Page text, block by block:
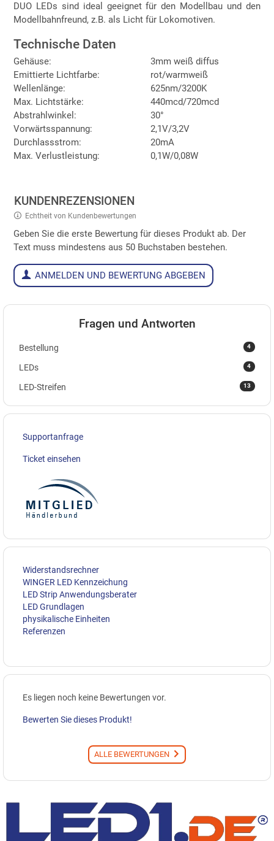
DUO LEDs sind ideal geeignet für den Modellbau und den
Modellbahnfreund, z.B. als Licht für Lokomotiven.
Technische Daten
Gehäuse:
3mm weiß diffus
Emittierte Lichtfarbe:
rot/warmweiß
Wellenlänge:
625nm/3200K
Max. Lichtstärke:
440mcd/720mcd
Abstrahlwinkel:
30°
Vorwärtsspannung:
2,1V/3,2V
Durchlassstrom:
20mA
Max. Verlustleistung:
0,1W/0,08W
KUNDENREZENSIONEN
Echtheit von Kundenbewertungen
Geben Sie die erste Bewertung für dieses Produkt ab. Der
Text muss mindestens aus 50 Buchstaben bestehen.
ANMELDEN UND BEWERTUNG ABGEBEN
Fragen und Antworten
4
Bestellung
4
LEDs
13
LED-Streifen
Supportanfrage
Ticket einsehen
Widerstandsrechner
WINGER LED Kennzeichung
LED Strip Anwendungsberater
LED Grundlagen
physikalische Einheiten
Referenzen
Es liegen noch keine Bewertungen vor.
Bewerten Sie dieses Produkt!
ALLE BEWERTUNGEN